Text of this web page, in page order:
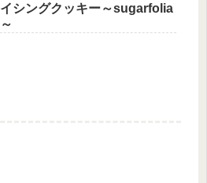
イシングクッキー～sugarfolia
～